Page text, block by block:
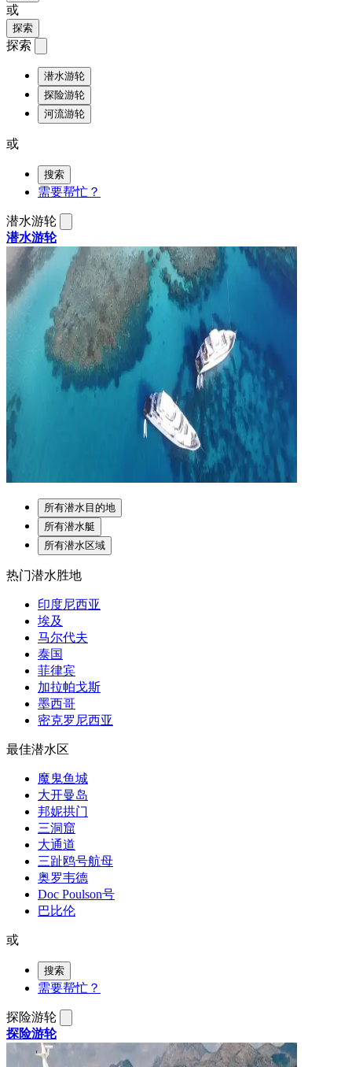
或
探索
探索
潜水游轮
探险游轮
河流游轮
或
搜索
需要帮忙？
潜水游轮
潜水游轮
所有潜水目的地
所有潜水艇
所有潜水区域
热门潜水胜地
印度尼西亚
埃及
马尔代夫
泰国
菲律宾
加拉帕戈斯
墨西哥
密克罗尼西亚
最佳潜水区
魔鬼鱼城
大开曼岛
邦妮拱门
三洞窟
大通道
三趾鸥号航母
奥罗韦德
Doc Poulson号
巴比伦
或
搜索
需要帮忙？
探险游轮
探险游轮